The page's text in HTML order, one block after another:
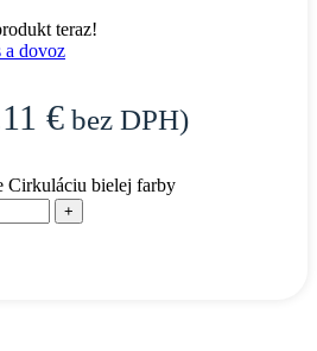
teraz!
a dovoz
€ bez DPH)
Cirkuláciu bielej farby